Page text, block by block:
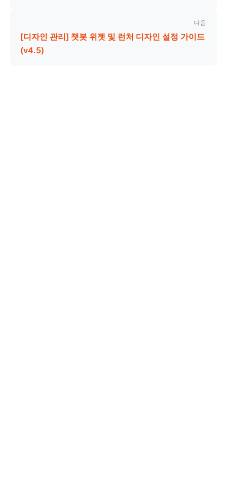
다음
[디자인 관리] 챗봇 위젯 및 런처 디자인 설정 가이드
(v4.5)